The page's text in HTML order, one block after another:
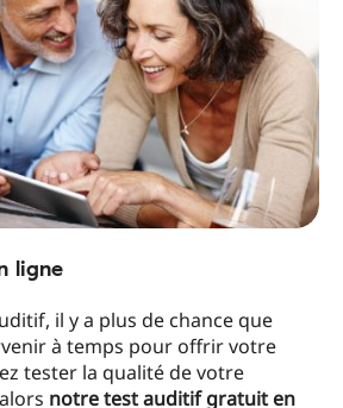
ligne
il y a plus de chance que
à temps pour offrir votre
tester la qualité de votre
notre test auditif gratuit en